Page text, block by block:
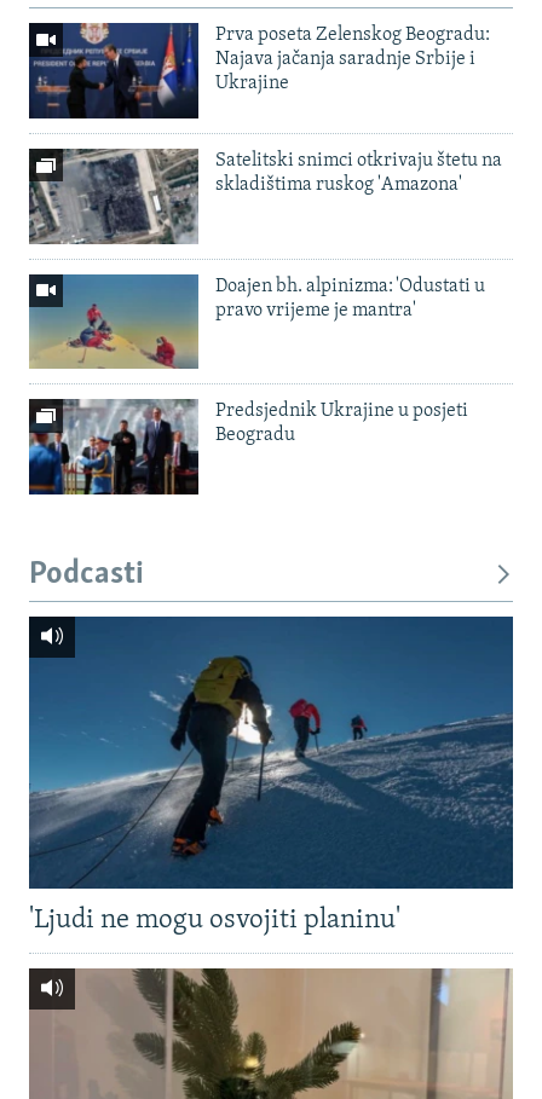
Prva poseta Zelenskog Beogradu:
Najava jačanja saradnje Srbije i
Ukrajine
Satelitski snimci otkrivaju štetu na
skladištima ruskog 'Amazona'
Doajen bh. alpinizma: 'Odustati u
pravo vrijeme je mantra'
Predsjednik Ukrajine u posjeti
Beogradu
Podcasti
'Ljudi ne mogu osvojiti planinu'